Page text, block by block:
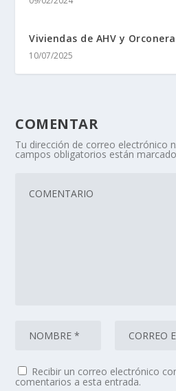
Viviendas de AHV y
10/07/2025
COMENTAR
Tu dirección de correo electrónico
campos obligatorios están
Recibir un correo electrónico
comentarios a esta entrada.